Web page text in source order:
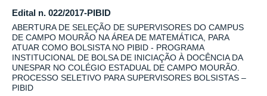
Edital n. 022/2017-PIBID
ABERTURA DE SELEÇÃO DE SUPERVISORES DO CAMPUS
DE CAMPO MOURÃO NA ÁREA DE MATEMÁTICA, PARA
ATUAR COMO BOLSISTA NO PIBID - PROGRAMA
INSTITUCIONAL DE BOLSA DE INICIAÇÃO À DOCÊNCIA DA
UNESPAR NO COLÉGIO ESTADUAL DE CAMPO MOURÃO.
PROCESSO SELETIVO PARA SUPERVISORES BOLSISTAS –
PIBID